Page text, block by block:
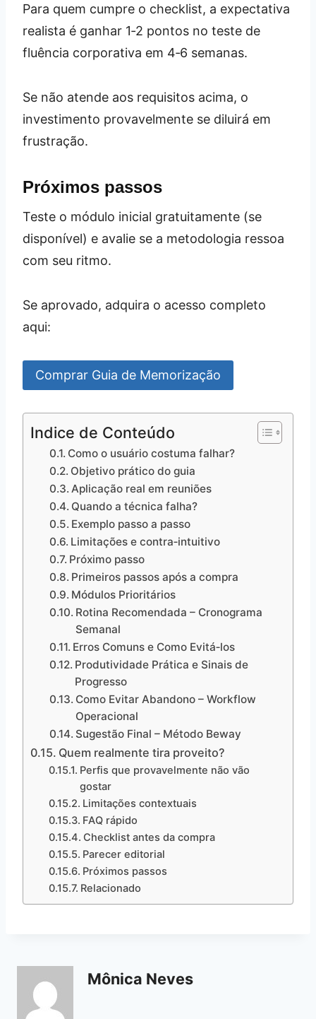
Para quem cumpre o checklist, a expectativa
realista é ganhar 1‑2 pontos no teste de
fluência corporativa em 4‑6 semanas.
Se não atende aos requisitos acima, o
investimento provavelmente se diluirá em
frustração.
Próximos passos
Teste o módulo inicial gratuitamente (se
disponível) e avalie se a metodologia ressoa
com seu ritmo.
Se aprovado, adquira o acesso completo
aqui:
Comprar Guia de Memorização
Indice de Conteúdo
Como o usuário costuma falhar?
Objetivo prático do guia
Aplicação real em reuniões
Quando a técnica falha?
Exemplo passo a passo
Limitações e contra‑intuitivo
Próximo passo
Primeiros passos após a compra
Módulos Prioritários
Rotina Recomendada – Cronograma
Semanal
Erros Comuns e Como Evitá‑los
Produtividade Prática e Sinais de
Progresso
Como Evitar Abandono – Workflow
Operacional
Sugestão Final – Método Beway
Quem realmente tira proveito?
Perfis que provavelmente não vão
gostar
Limitações contextuais
FAQ rápido
Checklist antes da compra
Parecer editorial
Próximos passos
Relacionado
Mônica Neves